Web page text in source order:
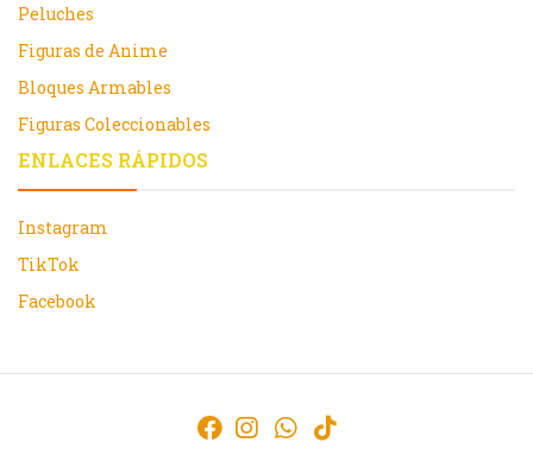
Peluches
Figuras de Anime
Bloques Armables
Figuras Coleccionables
ENLACES RÁPIDOS
Instagram
TikTok
Facebook